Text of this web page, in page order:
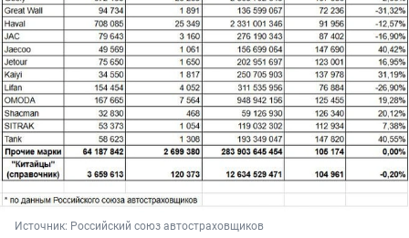
Источник: Российский союз автостраховщиков